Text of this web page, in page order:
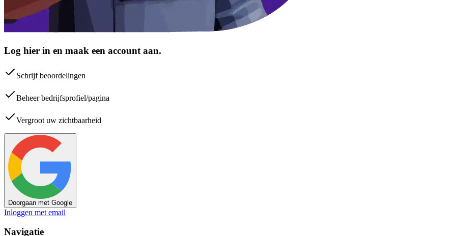
Log hier in en maak een account aan.
Schrijf beoordelingen
Beheer bedrijfsprofiel/pagina
Vergroot uw zichtbaarheid
Doorgaan met Google
Inloggen met email
Navigatie